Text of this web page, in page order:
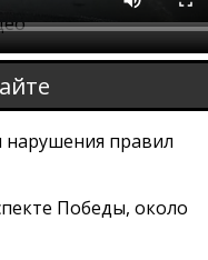
нарушения правил
Победы, около